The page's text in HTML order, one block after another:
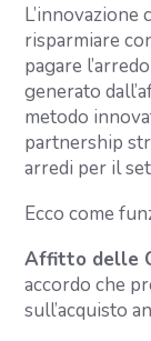
risparmiare
pagare
generato
metodo
partnership
arredi per il
Ecco come
Affitto delle
accordo che
sull’acquisto